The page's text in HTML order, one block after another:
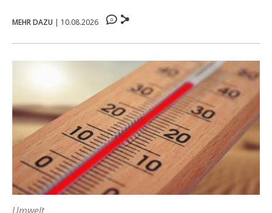
MEHR DAZU | 10.08.2026 0